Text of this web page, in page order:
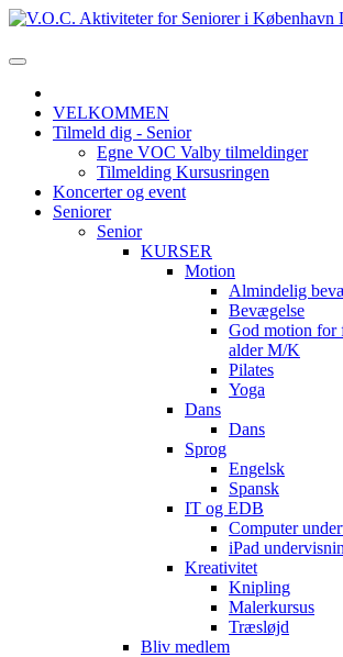
VELKOMMEN
Tilmeld dig - Senior
Egne VOC Valby tilmeldinger
Tilmelding Kursusringen
Koncerter og event
Seniorer
Senior
KURSER
Motion
Almindelig
Bevægelse
God motion for
alder M/K
Pilates
Yoga
Dans
Dans
Sprog
Engelsk
Spansk
IT og EDB
Computer
iPad
Kreativitet
Knipling
Malerkursus
Træsløjd
Bliv medlem